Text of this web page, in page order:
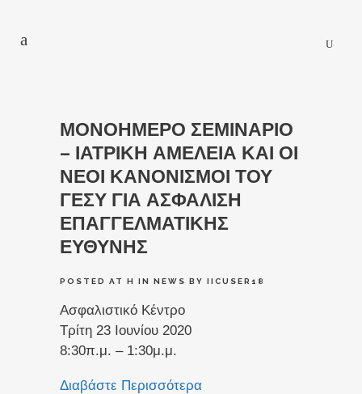
ΜΟΝΟΗΜΕΡΟ ΣΕΜΙΝΑΡΙΟ
– ΙΑΤΡΙΚΗ ΑΜΕΛΕΙΑ ΚΑΙ ΟΙ
ΝΕΟΙ ΚΑΝΟΝΙΣΜΟΙ ΤΟΥ
ΓΕΣΥ ΓΙΑ ΑΣΦΑΛΙΣΗ
ΕΠΑΓΓΕΛΜΑΤΙΚΗΣ
ΕΥΘΥΝΗΣ
POSTED AT H IN NEWS BY IICUSER18
Ασφαλιστικό Κέντρο
Τρίτη 23 Ιουνίου 2020
8:30π.μ. – 1:30μ.μ.
Διαβάστε Περισσότερα